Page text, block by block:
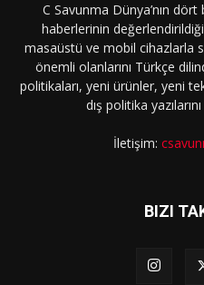
C Savunma Dünya’nın
haberlerinin
masaüstü ve mobil cihazlarla
önemli olanlarını Türkçe
politikaları, yeni ürünler, yeni
dış politika
İletişim:
BIZI